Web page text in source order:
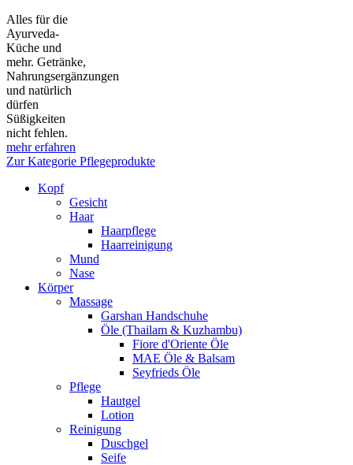
Alles für die
Ayurveda-
Küche und
mehr. Getränke,
Nahrungsergänzungen
und natürlich
dürfen
Süßigkeiten
nicht fehlen.
mehr erfahren
Zur Kategorie Pflegeprodukte
Kopf
Gesicht
Haar
Haarpflege
Haarreinigung
Mund
Nase
Körper
Massage
Garshan Handschuhe
Öle (Thailam & Kuzhambu)
Fiore d'Oriente Öle
MAE Öle & Balsam
Seyfrieds Öle
Pflege
Hautgel
Lotion
Reinigung
Duschgel
Seife